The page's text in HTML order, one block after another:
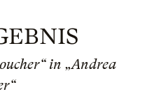
in „Andrea